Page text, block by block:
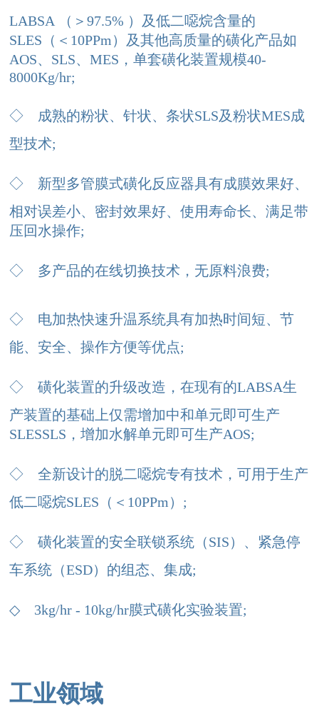
LABSA （＞97.5% ）及低二噁烷含量的
SLES（＜10PPm）及其他高质量的磺化产品如
AOS、SLS、MES，单套磺化装置规模40-
8000Kg/hr;
◇ 成熟的粉状、针状、条状SLS及粉状MES成
型技术;
◇ 新型多管膜式磺化反应器具有成膜效果好、
相对误差小、密封效果好、使用寿命长、满足带
压回水操作;
◇ 多产品的在线切换技术，无原料浪费;
◇ 电加热快速升温系统具有加热时间短、节
能、安全、操作方便等优点;
◇ 磺化装置的升级改造，在现有的LABSA生
产装置的基础上仅需增加中和单元即可生产
SLESSLS，增加水解单元即可生产AOS;
◇ 全新设计的脱二噁烷专有技术，可用于生产
低二噁烷SLES（＜10PPm）;
◇ 磺化装置的安全联锁系统（SIS）、紧急停
车系统（ESD）的组态、集成;
◇ 3kg/hr - 10kg/hr膜式磺化实验装置;
工业领域